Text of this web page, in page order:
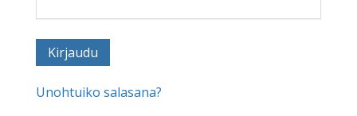
Unohtuiko salasana?